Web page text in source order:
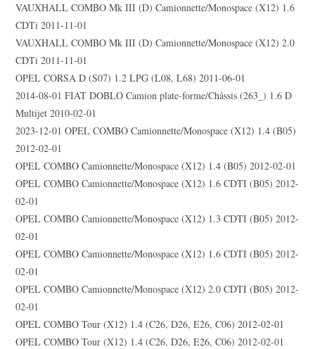
VAUXHALL COMBO Mk III (D) Camionnette/Monospace (X12) 1.6
CDTi 2011-11-01
VAUXHALL COMBO Mk III (D) Camionnette/Monospace (X12) 2.0
CDTi 2011-11-01
OPEL CORSA D (S07) 1.2 LPG (L08, L68) 2011-06-01
2014-08-01 FIAT DOBLO Camion plate-forme/Châssis (263_) 1.6 D
Multijet 2010-02-01
2023-12-01 OPEL COMBO Camionnette/Monospace (X12) 1.4 (B05)
2012-02-01
OPEL COMBO Camionnette/Monospace (X12) 1.4 (B05) 2012-02-01
OPEL COMBO Camionnette/Monospace (X12) 1.6 CDTI (B05) 2012-
02-01
OPEL COMBO Camionnette/Monospace (X12) 1.3 CDTI (B05) 2012-
02-01
OPEL COMBO Camionnette/Monospace (X12) 1.6 CDTI (B05) 2012-
02-01
OPEL COMBO Camionnette/Monospace (X12) 2.0 CDTI (B05) 2012-
02-01
OPEL COMBO Tour (X12) 1.4 (C26, D26, E26, C06) 2012-02-01
OPEL COMBO Tour (X12) 1.4 (C26, D26, E26, C06) 2012-02-01